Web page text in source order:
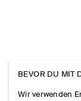
BEVOR DU MIT
Wir verwenden